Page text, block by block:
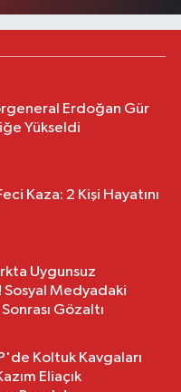
Erdoğan Gür
Yükseldi
Kaza: 2 Kişi Hayatını
Uygunsuz
Medyadaki
Gözaltı
Koltuk Kavgaları
Eliaçık